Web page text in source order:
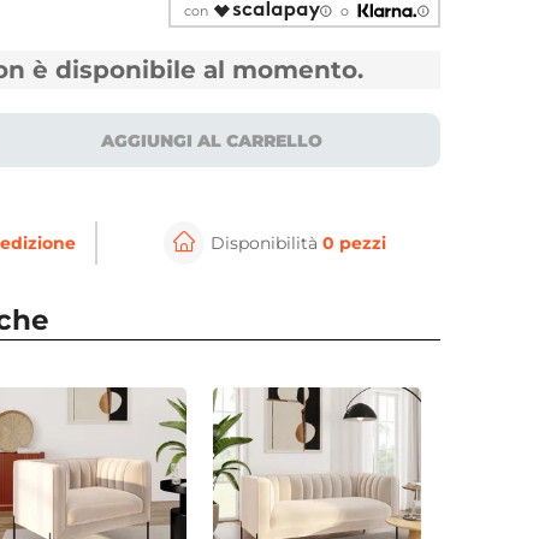
ingrandire
con
o
è disponibile al momento.
AGGIUNGI AL CARRELLO
Disponibilità 0 pezzi